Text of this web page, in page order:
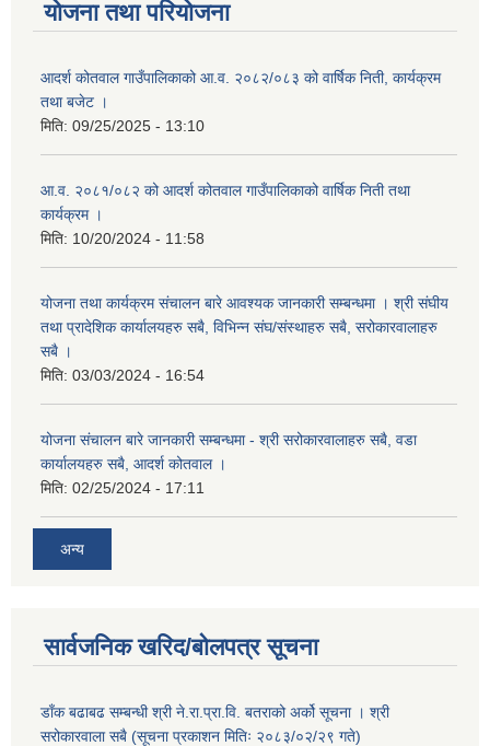
योजना तथा परियोजना
आदर्श कोतवाल गाउँपालिकाको आ.व. २०८२/०८३ को वार्षिक निती, कार्यक्रम
तथा बजेट ।
मिति: 09/25/2025 - 13:10
आ.व. २०८१/०८२ को आदर्श कोतवाल गाउँपालिकाको वार्षिक निती तथा
कार्यक्रम ।
मिति: 10/20/2024 - 11:58
योजना तथा कार्यक्रम संचालन बारे आवश्यक जानकारी सम्बन्धमा । श्री संघीय
तथा प्रादेशिक कार्यालयहरु सबै, विभिन्‍न संघ/संस्थाहरु सबै, सरोकारवालाहरु
सबै ।
मिति: 03/03/2024 - 16:54
योजना संचालन बारे जानकारी सम्बन्धमा - श्री सरोकारवालाहरु सबै, वडा
कार्यालयहरु सबै, आदर्श कोतवाल ।
मिति: 02/25/2024 - 17:11
अन्य
सार्वजनिक खरिद/बोलपत्र सूचना
डाँक बढाबढ सम्बन्धी श्री ने.रा.प्रा.वि. बतराको अर्को सूचना । श्री
सरोकारवाला सबै (सूचना प्रकाशन मितिः २०८३/०२/२९ गते)